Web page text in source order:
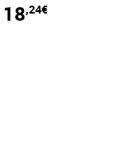
au panier
18,24€